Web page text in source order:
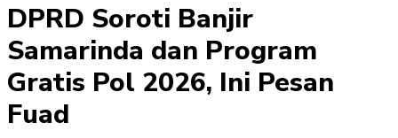
DPRD Soroti Banjir
Samarinda dan Program
Gratis Pol 2026, Ini Pesan
Fuad